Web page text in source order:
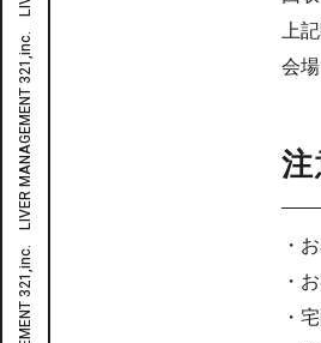
上
会
・
・
・